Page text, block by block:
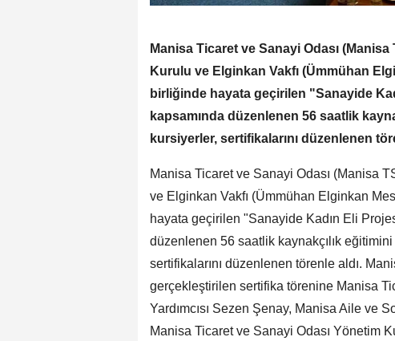
Manisa Ticaret ve Sanayi Odası
Kurulu ve Elginkan Vakfı (Ümmühan
birliğinde hayata geçirilen "Sanayide
kapsamında düzenlenen 56 saatlik
kursiyerler, sertifikalarını düzenlenen
Manisa Ticaret ve Sanayi Odası (Manisa
ve Elginkan Vakfı (Ümmühan Elginkan
hayata geçirilen "Sanayide Kadın Eli
düzenlenen 56 saatlik kaynakçılık
sertifikalarını düzenlenen törenle aldı.
gerçekleştirilen sertifika törenine Manisa
Yardımcısı Sezen Şenay, Manisa Aile ve
Manisa Ticaret ve Sanayi Odası Yönetim